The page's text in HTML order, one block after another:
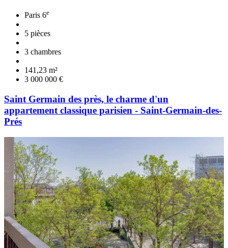
Paris 6e
5 pièces
3 chambres
141,23 m²
3 000 000 €
Saint Germain des près, le charme d'un
appartement classique parisien - Saint-Germain-des-
Prés